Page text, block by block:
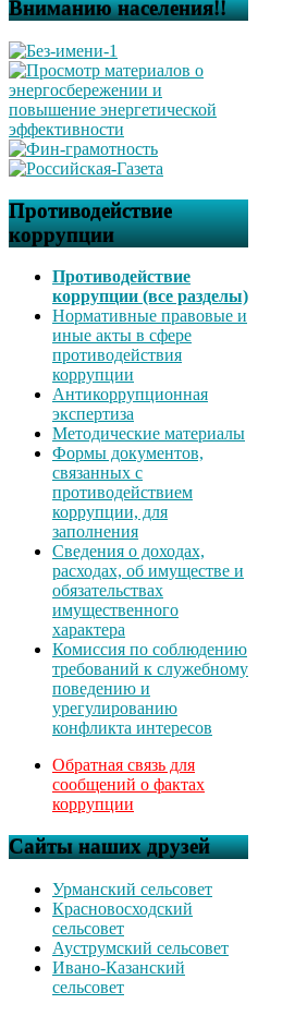
Вниманию населения!!
Противодействие
коррупции
Противодействие
коррупции (все разделы)
Нормативные правовые и
иные акты в сфере
противодействия
коррупции
Антикоррупционная
экспертиза
Методические материалы
Формы документов,
связанных с
противодействием
коррупции, для
заполнения
Сведения о доходах,
расходах, об имуществе и
обязательствах
имущественного
характера
Комиссия по соблюдению
требований к служебному
поведению и
урегулированию
конфликта интересов
Обратная связь для
сообщений о фактах
коррупции
Сайты наших друзей
Урманский сельсовет
Красновосходский
сельсовет
Ауструмский сельсовет
Ивано-Казанский
сельсовет